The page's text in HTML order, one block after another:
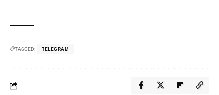
TAGGED: TELEGRAM